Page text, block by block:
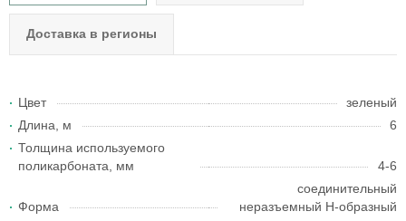
Доставка в регионы
Цвет
зеленый
Длина, м
6
Толщина используемого
поликарбоната, мм
4-6
Форма
соединительный
неразъемный H-образный